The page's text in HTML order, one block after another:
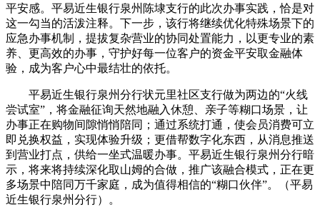
平安感。平易近生银行泉州陈埭支行的此次办事实践，恰是对
这一勾当的活泼注释。下一步，该行将继续优化特殊场景下的
应急办事机制，提拔复杂营业的协同处置能力，以更专业的素
养、更高效的办事，守护好每一位客户的资金平安取金融体
验，成为客户心中最结壮的依托。
平易近生银行泉州分行状元里社区支行做为两边的“火线
尝试室”，将金融征询天然地融入休憩、亲子等糊口场景，让
办事正在购物间隙悄悄陪同；通过系统打通，使会员消费可立
即兑换权益，实现体验升级；更借帮数字化东西，从消息推送
到营业打点，供给一坐式温暖办事。平易近生银行泉州分行暗
示，将来将持续深化取山姆的合做，推广该融合模式，正在更
多场景中陪同万千家庭，成为值得相信的“糊口伙伴”。（平易
近生银行泉州分行）。